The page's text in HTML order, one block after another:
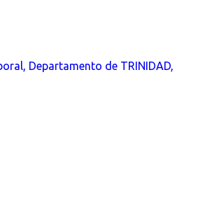
Departamento de TRINIDAD,